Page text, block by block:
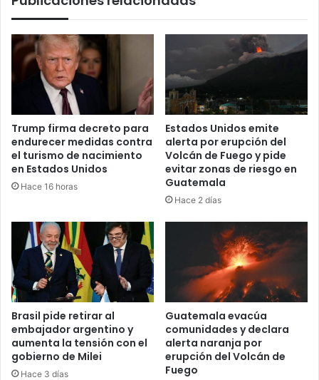
Trump firma decreto para
endurecer medidas contra
el turismo de nacimiento
en Estados Unidos
Hace 16 horas
Estados Unidos emite
alerta por erupción del
Volcán de Fuego y pide
evitar zonas de riesgo en
Guatemala
Hace 2 días
Brasil pide retirar al
embajador argentino y
aumenta la tensión con el
gobierno de Milei
Hace 3 días
Guatemala evacúa
comunidades y declara
alerta naranja por
erupción del Volcán de
Fuego